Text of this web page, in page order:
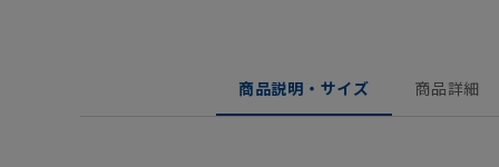
商品説明・サイズ 商品詳細